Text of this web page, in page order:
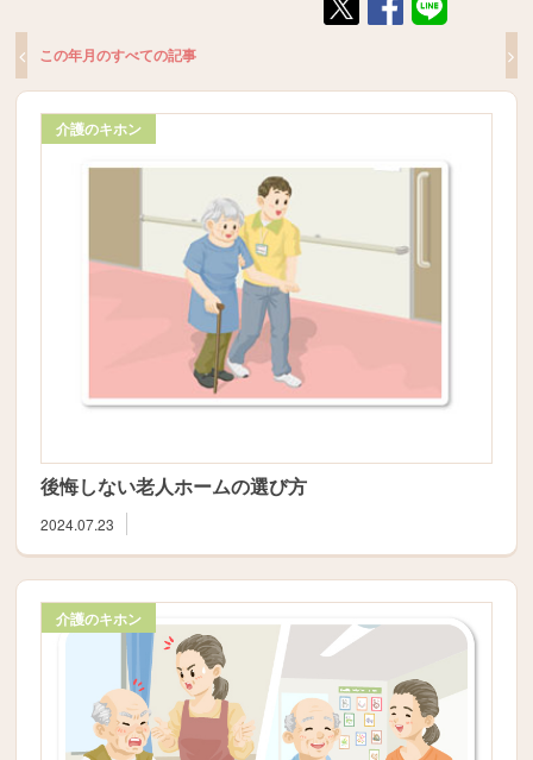
この年月のすべての記事
介護のキホン
後悔しない老人ホームの選び方
2024.07.23
介護のキホン